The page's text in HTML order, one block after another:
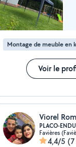
Montage de meuble en
Voir le
Viorel
PLACO-
Favières
4,4/5